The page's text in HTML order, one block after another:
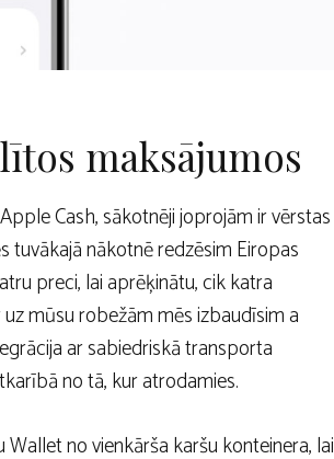
maksājumos
Cash, sākotnēji joprojām ir vērstas
tuvākajā nākotnē redzēsim Eiropas
preci, lai aprēķinātu, cik katra
mūsu robežām mēs izbaudīsim a
ar sabiedriskā transporta
no tā, kur atrodamies.
no vienkārša karšu konteinera, lai